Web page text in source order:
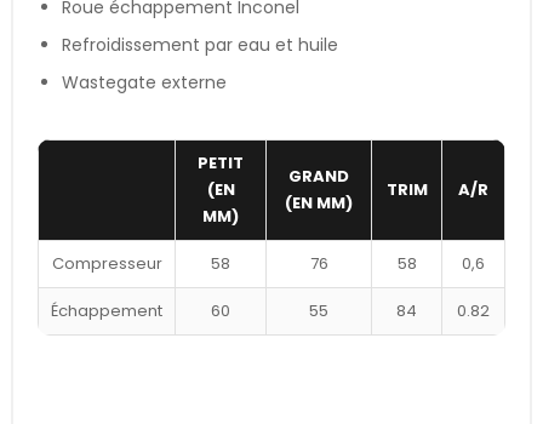
Roue échappement Inconel
Refroidissement par eau et huile
Wastegate externe
PETIT
(EN
MM)
GRAND
(EN MM)
TRIM A/R
Compresseur 58 76 58 0,6
Échappement 60 55 84 0.82